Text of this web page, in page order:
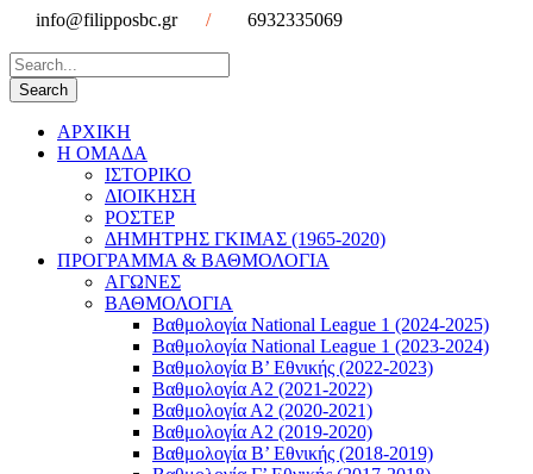
info@filipposbc.gr / 6932335069
ΑΡΧΙΚΗ
Η ΟΜΑΔΑ
ΙΣΤΟΡΙΚΟ
ΔΙΟΙΚΗΣΗ
ΡΟΣΤΕΡ
ΔΗΜΗΤΡΗΣ ΓΚΙΜΑΣ (1965-2020)
ΠΡΟΓΡΑΜΜΑ & ΒΑΘΜΟΛΟΓΙΑ
ΑΓΩΝΕΣ
ΒΑΘΜΟΛΟΓΙΑ
Βαθμολογία National League 1 (2024-2025)
Βαθμολογία National League 1 (2023-2024)
Βαθμολογία Β’ Εθνικής (2022-2023)
Βαθμολογία Α2 (2021-2022)
Βαθμολογία Α2 (2020-2021)
Βαθμολογία Α2 (2019-2020)
Βαθμολογία B’ Εθνικής (2018-2019)